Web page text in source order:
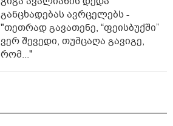
განცხადებას ავრცელებს -
"თეთრად გავათენე, “ფეისბუქში”
ვერ შევედი, თუმცაღა გავიგე,
რომ..."